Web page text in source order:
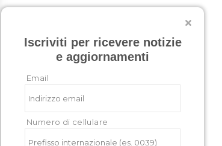
Iscriviti per ricevere notizie
e aggiornamenti
Email
Numero di cellulare